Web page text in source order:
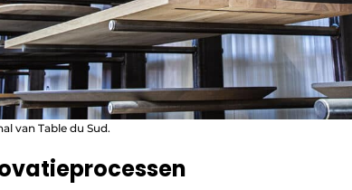
van Table du Sud.